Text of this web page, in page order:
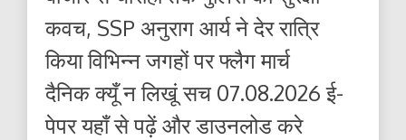
कवच, SSP अनुराग आर्य ने देर रात्रि
किया विभिन्न जगहों पर फ्लैग मार्च
दैनिक क्यूँ न लिखूं सच 07.08.2026 ई-
पेपर यहाँ से पढ़ें और डाउनलोड करे